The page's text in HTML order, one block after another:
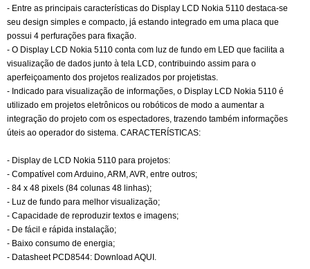
- Entre as principais características do Display LCD Nokia 5110 destaca-se
seu design simples e compacto, já estando integrado em uma placa que
possui 4 perfurações para fixação.
- O Display LCD Nokia 5110 conta com luz de fundo em LED que facilita a
visualização de dados junto à tela LCD, contribuindo assim para o
aperfeiçoamento dos projetos realizados por projetistas.
- Indicado para visualização de informações, o Display LCD Nokia 5110 é
utilizado em projetos eletrônicos ou robóticos de modo a aumentar a
integração do projeto com os espectadores, trazendo também informações
úteis ao operador do sistema. CARACTERÍSTICAS:
- Display de LCD Nokia 5110 para projetos:
- Compatível com Arduino, ARM, AVR, entre outros;
- 84 x 48 pixels (84 colunas 48 linhas);
- Luz de fundo para melhor visualização;
- Capacidade de reproduzir textos e imagens;
- De fácil e rápida instalação;
- Baixo consumo de energia;
- Datasheet PCD8544: Download AQUI.